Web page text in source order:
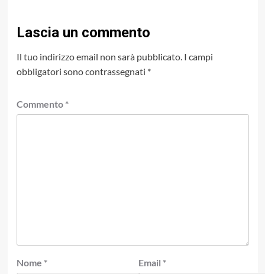
Lascia un commento
Il tuo indirizzo email non sarà pubblicato. I campi
obbligatori sono contrassegnati *
Commento *
Nome * Email *